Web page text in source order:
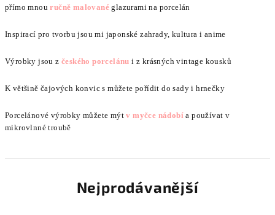
přímo mnouručně malované glazurami na porcelán
Inspirací pro tvorbu jsou mi japonské zahrady, kultura i anime
Výrobky jsou z českého porcelánu i z krásných vintage kousků
K většině čajových konvic s můžete pořídit do sady i hrnečky
Porcelánové výrobky můžete mýtv myčce nádobí a používat v
mikrovlnné troubě
Nejprodávanější